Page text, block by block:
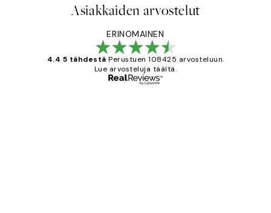
Asiakkaiden arvostelut
ERINOMAINEN
4.4 5 tähdestä Perustuen 108425 arvosteluun.
Lue arvosteluja täältä.